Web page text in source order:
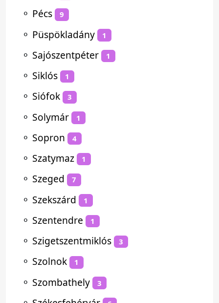
⚬ Pécs 9
⚬ Püspökladány 1
⚬ Sajószentpéter 1
⚬ Siklós 1
⚬ Siófok 3
⚬ Solymár 1
⚬ Sopron 4
⚬ Szatymaz 1
⚬ Szeged 7
⚬ Szekszárd 1
⚬ Szentendre 1
⚬ Szigetszentmiklós 3
⚬ Szolnok 1
⚬ Szombathely 3